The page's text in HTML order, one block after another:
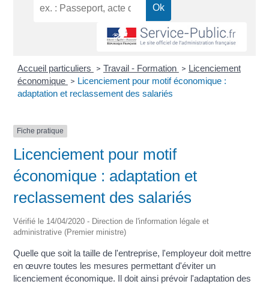
Accueil particuliers > Travail - Formation > Licenciement
économique > Licenciement pour motif économique :
adaptation et reclassement des salariés
Fiche pratique
Licenciement pour motif
économique : adaptation et
reclassement des salariés
Vérifié le 14/04/2020 - Direction de l'information légale et
administrative (Premier ministre)
Quelle que soit la taille de l'entreprise, l'employeur doit mettre
en œuvre toutes les mesures permettant d'éviter un
licenciement économique. Il doit ainsi prévoir l'adaptation des